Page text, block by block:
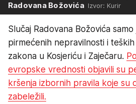
Radovana BožovićaIzvor: Kurir
Slučaj Radovana Božovića
pirmećenih nepravilnosti i
zakona u Kosjeriću i Zaječaru.
evropske vrednosti objavili su
kršenja izbornih pravila koje su
zabeležili.